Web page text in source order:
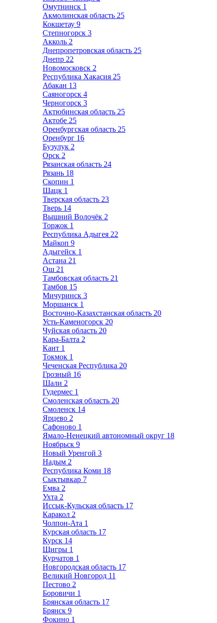
Омутнинск 1
Акмолинская область 25
Кокшетау 9
Степногорск 3
Акколь 2
Днепропетровская область 25
Днепр 22
Новомосковск 2
Республика Хакасия 25
Абакан 13
Саяногорск 4
Черногорск 3
Актюбинская область 25
Актобе 25
Оренбургская область 25
Оренбург 16
Бузулук 2
Орск 2
Рязанская область 24
Рязань 18
Скопин 1
Шацк 1
Тверская область 23
Тверь 14
Вышний Волочёк 2
Торжок 1
Республика Адыгея 22
Майкоп 9
Адыгейск 1
Астана 21
Ош 21
Тамбовская область 21
Тамбов 15
Мичуринск 3
Моршанск 1
Восточно-Казахстанская область 20
Усть-Каменогорск 20
Чуйская область 20
Кара-Балта 2
Кант 1
Токмок 1
Чеченская Республика 20
Грозный 16
Шали 2
Гудермес 1
Смоленская область 20
Смоленск 14
Ярцево 2
Сафоново 1
Ямало-Ненецкий автономный округ 18
Ноябрьск 9
Новый Уренгой 3
Надым 2
Республика Коми 18
Сыктывкар 7
Емва 2
Ухта 2
Иссык-Кульская область 17
Каракол 2
Чолпон-Ата 1
Курская область 17
Курск 14
Щигры 1
Курчатов 1
Новгородская область 17
Великий Новгород 11
Пестово 2
Боровичи 1
Брянская область 17
Брянск 9
Фокино 1